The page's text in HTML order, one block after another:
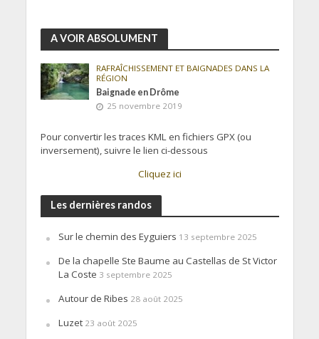
A VOIR ABSOLUMENT
RAFRAÎCHISSEMENT ET BAIGNADES DANS LA
RÉGION
Baignade en Drôme
25 novembre 2019
Pour convertir les traces KML en fichiers GPX (ou
inversement), suivre le lien ci-dessous
Cliquez ici
Les dernières randos
Sur le chemin des Eyguiers 13 septembre 2025
De la chapelle Ste Baume au Castellas de St Victor
La Coste 3 septembre 2025
Autour de Ribes 28 août 2025
Luzet 23 août 2025